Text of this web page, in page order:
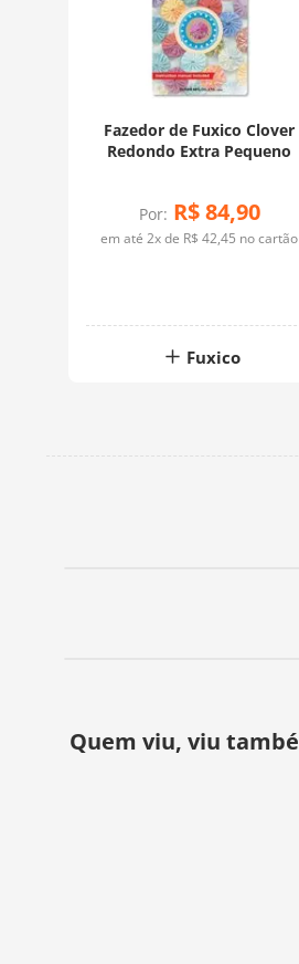
Fazedor de Fuxico Clover
Redondo Extra Pequeno
Por: R$84,90
em até2x de R$ 42,45 no cartão
Fuxico